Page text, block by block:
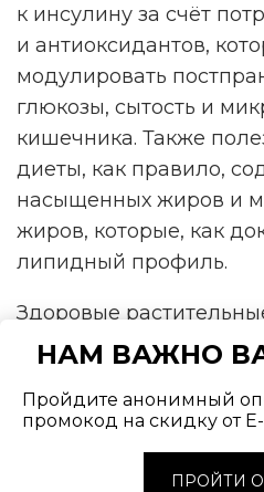
к инсулину за счёт
и антиоксидантов,
модулировать
глюкозы, сытость и
кишечника. Также
диеты, как правило,
насыщенных жиров и
жиров, которые, как
липидный профиль.
Здоровые
более низким
высоким уровнем
липопротеинов
А нездоровые
НАМ ВАЖНО
Пройдите анонимный
промокод на скидку от
ПРОЙТИ